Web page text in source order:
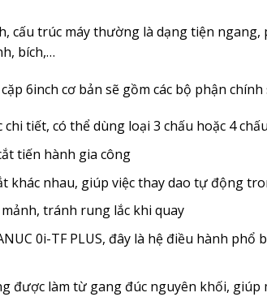
cấu trúc máy thường là dạng tiện ngang,
bích,…
6inch cơ bản sẽ gồm các bộ phận chính
chi tiết, có thể dùng loại 3 chấu hoặc 4
tiến hành gia công
khác nhau, giúp việc thay dao tự động
tránh rung lắc khi quay
0i-TF PLUS, đây là hệ điều hành phổ
được làm từ gang đúc nguyên khối, giúp